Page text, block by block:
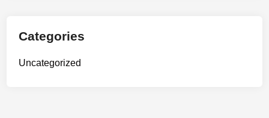
Categories
Uncategorized